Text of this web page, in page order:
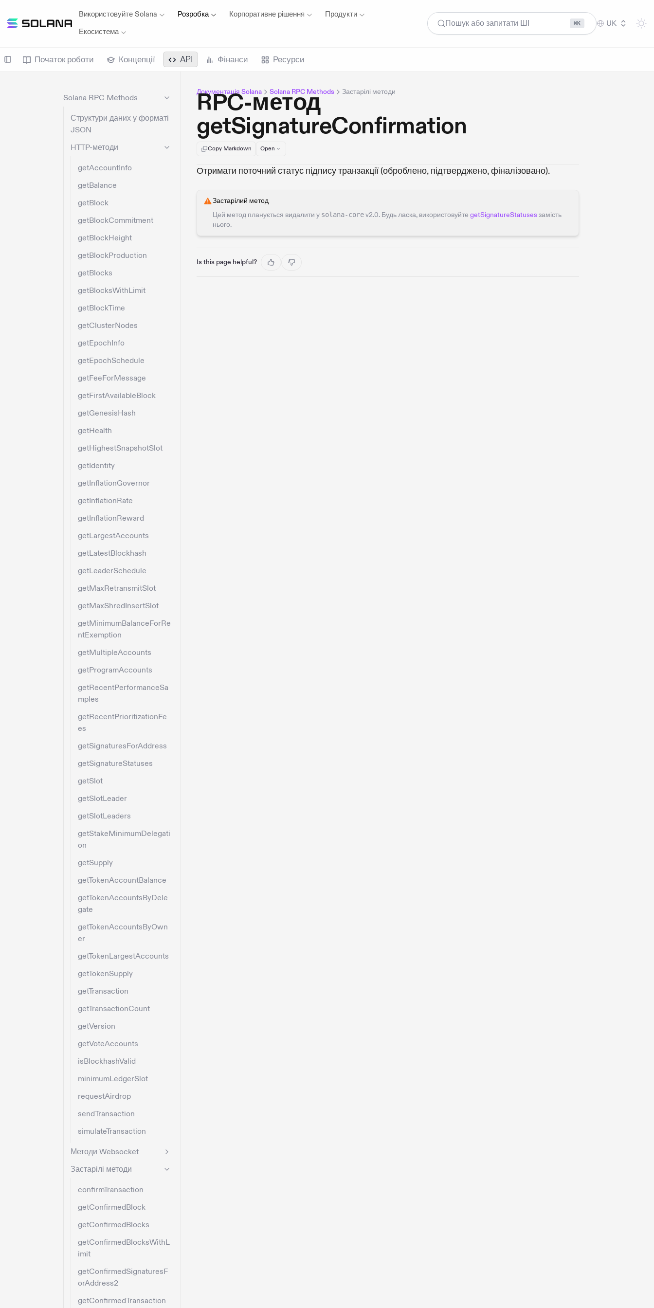
Використовуйте Solana Розробка Корпоративне рішення
Продукти
Екосистема
Пошук або запитати ШІ ⌘K UK
Початок роботи Концепції API Фінанси Ресурси
Solana RPC Methods
Структури даних у форматі
JSON
HTTP-методи
getAccountInfo
getBalance
getBlock
getBlockCommitment
getBlockHeight
getBlockProduction
getBlocks
getBlocksWithLimit
getBlockTime
getClusterNodes
getEpochInfo
getEpochSchedule
getFeeForMessage
getFirstAvailableBlock
getGenesisHash
getHealth
getHighestSnapshotSlot
getIdentity
getInflationGovernor
getInflationRate
getInflationReward
getLargestAccounts
getLatestBlockhash
getLeaderSchedule
getMaxRetransmitSlot
getMaxShredInsertSlot
getMinimumBalanceForRe
ntExemption
getMultipleAccounts
getProgramAccounts
getRecentPerformanceSa
mples
getRecentPrioritizationFe
es
getSignaturesForAddress
getSignatureStatuses
getSlot
getSlotLeader
getSlotLeaders
getStakeMinimumDelegati
on
getSupply
getTokenAccountBalance
getTokenAccountsByDele
gate
getTokenAccountsByOwn
er
getTokenLargestAccounts
getTokenSupply
getTransaction
getTransactionCount
getVersion
getVoteAccounts
isBlockhashValid
minimumLedgerSlot
requestAirdrop
sendTransaction
simulateTransaction
Методи Websocket
Застарілі методи
confirmTransaction
getConfirmedBlock
getConfirmedBlocks
getConfirmedBlocksWithL
imit
getConfirmedSignaturesF
orAddress2
getConfirmedTransaction
Документація Solana Solana RPC Methods Застарілі методи
RPC-метод
getSignatureConfirmation
Copy Markdown Open
Отримати поточний статус підпису транзакції (оброблено, підтверджено, фіналізовано).
Застарілий метод
Цей метод планується видалити у solana-corev2.0. Будь ласка, використовуйте getSignatureStatuses замість
нього.
Is this page helpful?